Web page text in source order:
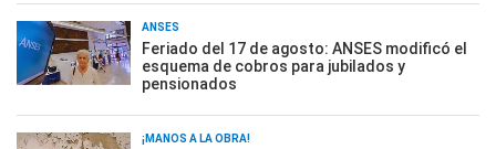
ANSES
Feriado del 17 de agosto: ANSES modificó el
esquema de cobros para jubilados y
pensionados
¡MANOS A LA OBRA!